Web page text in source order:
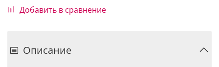
Добавить в сравнение
Описание